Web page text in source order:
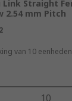
the current
can be useful
and shunts
can have
Link Straight
2.54 mm Pitch
van 10